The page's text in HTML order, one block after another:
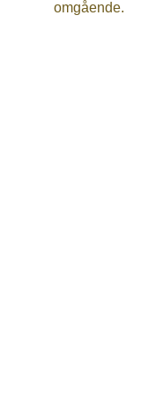
omgående.